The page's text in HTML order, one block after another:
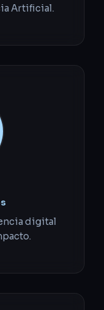
Artificial.
digital